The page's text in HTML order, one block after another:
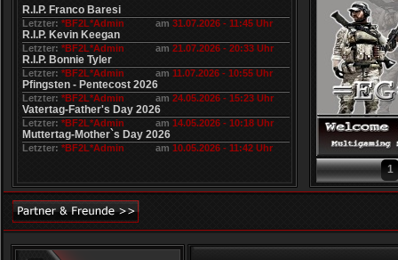
R.I.P. Franco Baresi
Letzter: *BF2L*Admin am 31.07.2026 - 11:45 Uhr
R.I.P. Kevin Keegan
Letzter: *BF2L*Admin am 21.07.2026 - 20:33 Uhr
R.I.P. Bonnie Tyler
Letzter: *BF2L*Admin am 11.07.2026 - 10:55 Uhr
Pfingsten - Pentecost 2026
Letzter: *BF2L*Admin am 24.05.2026 - 15:23 Uhr
Vatertag-Father's Day 2026
Letzter: *BF2L*Admin am 14.05.2026 - 10:18 Uhr
Muttertag-Mother`s Day 2026
Letzter: *BF2L*Admin am 10.05.2026 - 11:42 Uhr
1